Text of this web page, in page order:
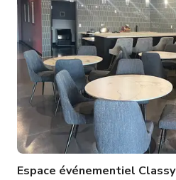
Espace événementiel